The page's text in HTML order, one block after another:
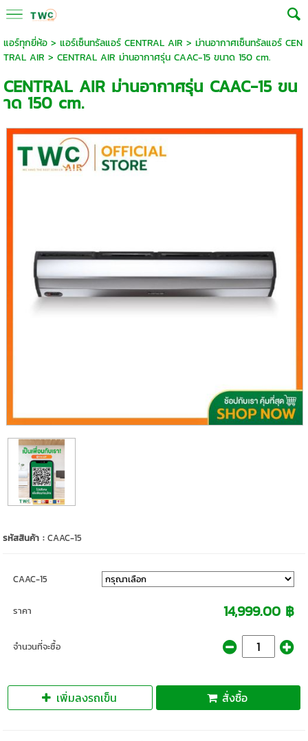
แอร์ทุกยี่ห้อ> แอร์เซ็นทรัลแอร์ CENTRAL AIR > ม่านอากาศเซ็นทรัลแอร์ CEN
TRAL AIR > CENTRAL AIR ม่านอากาศรุ่น CAAC-15 ขนาด 150 cm.
CENTRAL AIR ม่านอากาศรุ่น CAAC-15 ขน
าด 150 cm.
รหัสสินค้า :CAAC-15
CAAC-15
ราคา 14,999.00 ฿
จำนวนที่จะซื้อ
เพิ่มลงรถเข็น สั่งซื้อ